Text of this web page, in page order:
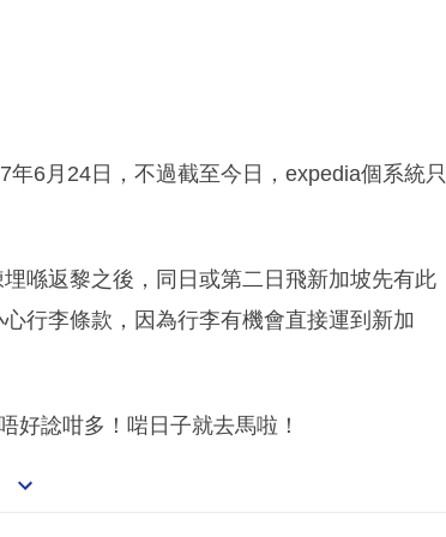
6月24日，不過截至今日，expedia個系統只
喺返黎之後，同日或第二日飛新加坡先有此
行李條款，因為行李有機會直接運到新加
好諗咁多！啱日子就去馬啦！